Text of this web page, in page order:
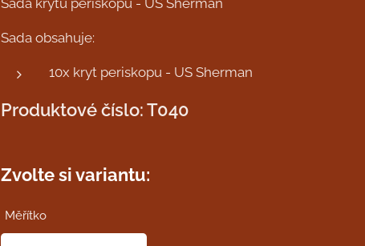
Sada krytů periskopu - US Sherman
Sada obsahuje:
10x kryt periskopu - US Sherman
Produktové číslo: T040
Zvolte si variantu:
Měřítko